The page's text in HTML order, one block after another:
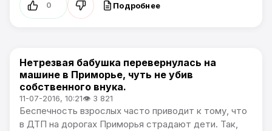
0 Подробнее
Происшествия
Нетрезвая бабушка перевернулась на
машине в Приморье, чуть не убив
собственного внука.
11-07-2016, 10:21👁 3 821
Беспечность взрослых часто приводит к тому, что
в ДТП на дорогах Приморья страдают дети. Так,